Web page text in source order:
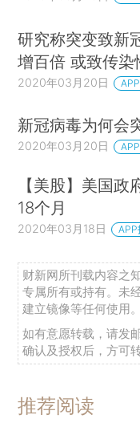
研究称突变致新
增百倍 或致传染
2020年03月20日
新冠病毒为何会
2020年03月20日
【美股】美国
18个月
2020年03月18日 APP
财新网所刊载内容之
专属所有或持有。未
建立镜像等任何使用。
如有意愿转载，请发
确认及授权后，方可转
推荐阅读